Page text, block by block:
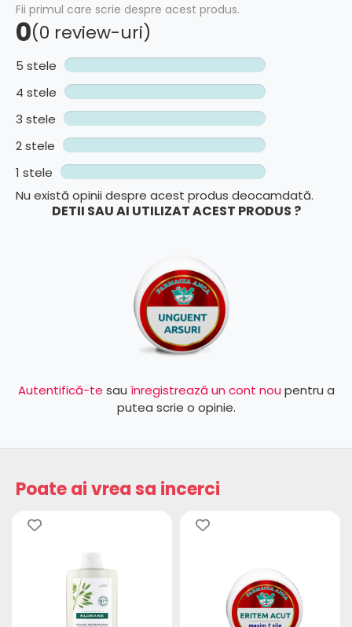
Fii primul care scrie despre acest produs.
0(0 review-uri)
5 stele
4 stele
3 stele
2 stele
1 stele
Nu există opinii despre acest produs deocamdată.
DETII SAU AI UTILIZAT ACEST PRODUS ?
Autentifică-te sau înregistrează un cont nou pentru a
putea scrie o opinie.
Poate ai vrea sa incerci